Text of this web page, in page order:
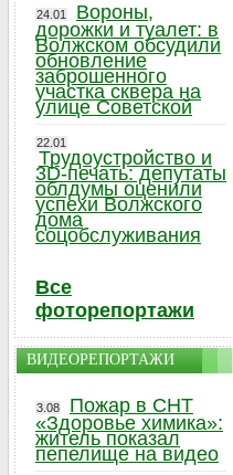
24.01
Вороны,
дорожки и туалет: в
Волжском обсудили
обновление
заброшенного
участка сквера на
улице Советской
22.01
Трудоустройство и
3D-печать: депутаты
облдумы оценили
успехи Волжского
дома
соцобслуживания
Все
фоторепортажи
ВИДЕОРЕПОРТАЖИ
3.08
Пожар в СНТ
«Здоровье химика»:
житель показал
пепелище на видео